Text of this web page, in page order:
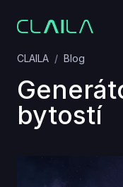
CLAILA Blog
bytostí